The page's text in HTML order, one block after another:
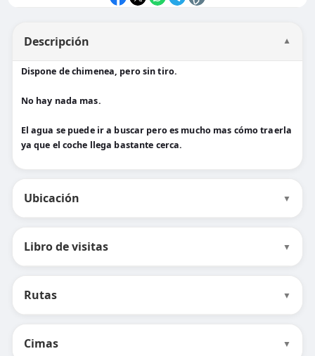
Descripción ▼
Dispone de chimenea, pero sin tiro.
No hay nada mas.
El agua se puede ir a buscar pero es mucho mas cómo traerla
ya que el coche llega bastante cerca.
Ubicación ▼
Libro de visitas ▼
Rutas ▼
Cimas ▼